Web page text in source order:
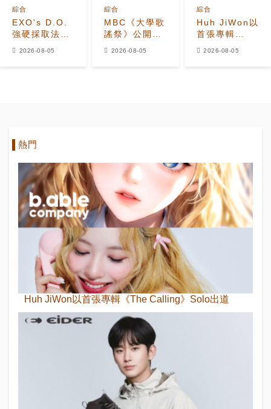
EXO's D.O.
強硬採取法律
綜合
2026-08-05
MBC《大學歌
謠祭》公開
綜合
2026-08-05
Huh JiWon以
首張專輯
綜合
2026-08-05
熱門
Huh JiWon以首張專輯《The Calling》Solo出道